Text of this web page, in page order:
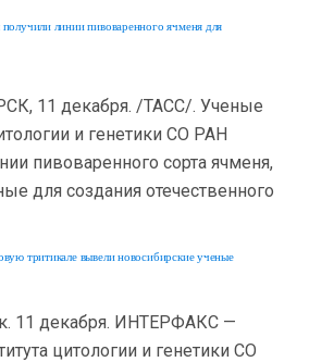
линии пивоваренного ячменя для
11 декабря. /ТАСС/. Ученые
и генетики СО РАН
пивоваренного сорта ячменя,
для создания отечественного
тритикале вывели новосибирские ученые
11 декабря. ИНТЕРФАКС —
цитологии и генетики СО